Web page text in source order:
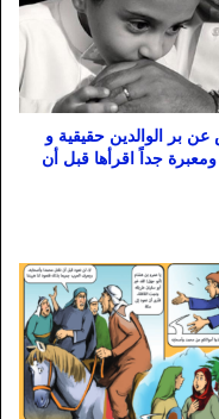
بر الوالدين حقيقية و
ومعبرة جداً اقرأها قبل أن